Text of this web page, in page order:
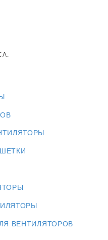
ВЕНТИЛЯТОРОВ